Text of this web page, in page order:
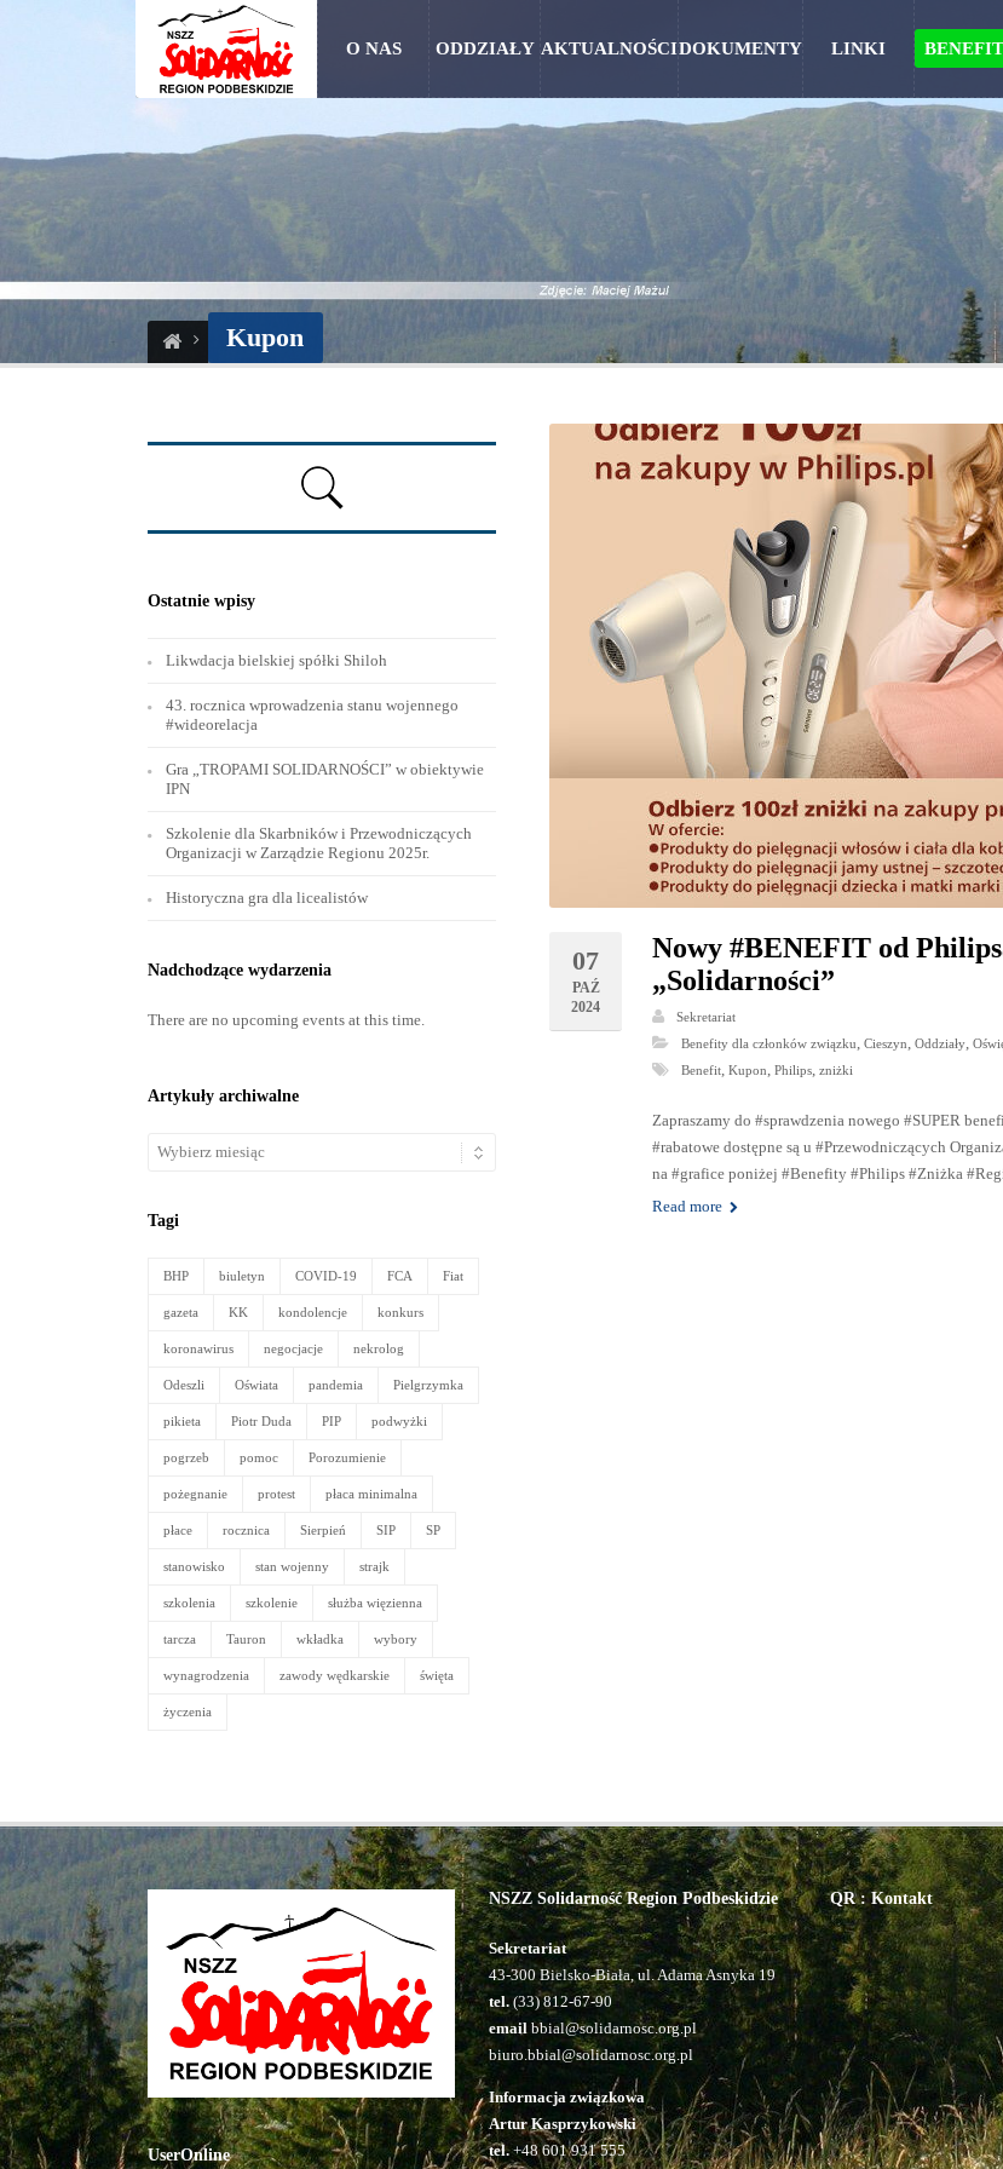
O NAS ODDZIAŁY AKTUALNOŚCIDOKUMENTY LINKI
Kupon
07
PAŹ
2024
Nowy #BENEFIT od
„Solidarności”
Sekretariat
Benefity dla członków związku,Cieszyn,Oddziały,
Benefit,Kupon,Philips,zniżki
Zapraszamy do #sprawdzenia nowego #SUPER
#rabatowe dostępne są u #Przewodniczących
na #grafice poniżej #Benefity #Philips #Zniżka
Read more
Ostatnie wpisy
Likwdacja bielskiej spółki Shiloh
43. rocznica wprowadzenia stanu wojennego
#wideorelacja
Gra „TROPAMI SOLIDARNOŚCI” w obiektywie
IPN
Szkolenie dla Skarbników i Przewodniczących
Organizacji w Zarządzie Regionu 2025r.
Historyczna gra dla licealistów
Nadchodzące wydarzenia
There are no upcoming events at this time.
Artykuły archiwalne
Artykuły
Tagi
BHP biuletyn COVID-19 FCA Fiat
gazeta KK kondolencje konkurs
koronawirus negocjacje nekrolog
Odeszli Oświata pandemia Pielgrzymka
pikieta Piotr Duda PIP podwyżki
pogrzeb pomoc Porozumienie
pożegnanie protest płaca minimalna
płace rocznica Sierpień SIP SP
stanowisko stan wojenny strajk
szkolenia szkolenie służba więzienna
tarcza Tauron wkładka wybory
wynagrodzenia zawody wędkarskie święta
życzenia
UserOnline
NSZZ Solidarność Region Podbeskidzie
Sekretariat
43-300 Bielsko-Biała, ul. Adama Asnyka 19
tel. (33) 812-67-90
email bbial@solidarnosc.org.pl
biuro.bbial@solidarnosc.org.pl
Informacja związkowa
Artur Kasprzykowski
tel.+48 601 931 555
QR : Kontakt